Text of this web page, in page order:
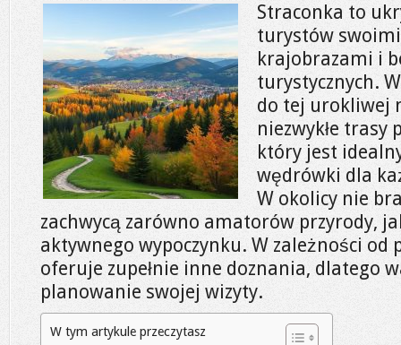
Straconka to
turystów
krajobrazami i
turystycznych.
do tej urokliwej
niezwykłe trasy
który jest
wędrówki dla
W okolicy nie
zachwycą zarówno amatorów przyrody,
aktywnego wypoczynku. W zależności od
oferuje zupełnie inne doznania, dlatego
planowanie swojej wizyty.
W tym artykule przeczytasz